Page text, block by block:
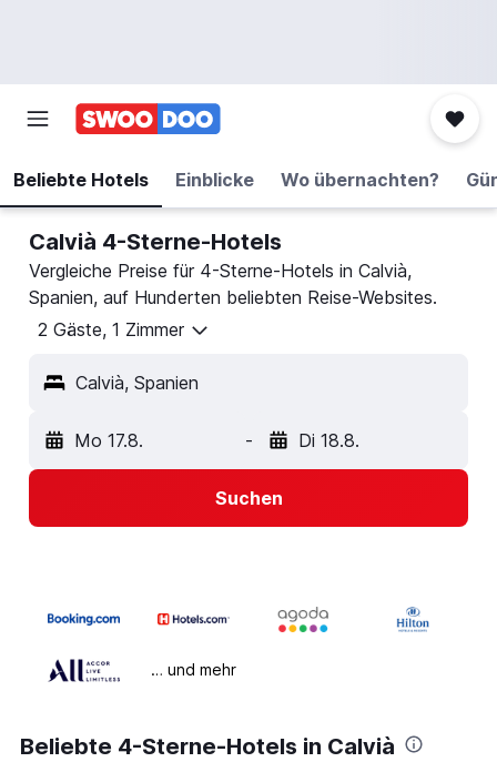
Beliebte Hotels Einblicke Wo übernachten?
Calvià 4-Sterne-Hotels
Vergleiche Preise für 4-Sterne-Hotels in Calvià,
Spanien, auf Hunderten beliebten Reise-Websites.
2 Gäste, 1 Zimmer
Calvià, Spanien
Mo 17.8. - Di 18.8.
Suchen
… und mehr
Beliebte 4-Sterne-Hotels in Calvià